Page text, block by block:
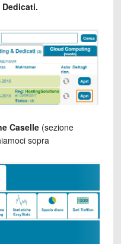
Caselle(sezione
sopra